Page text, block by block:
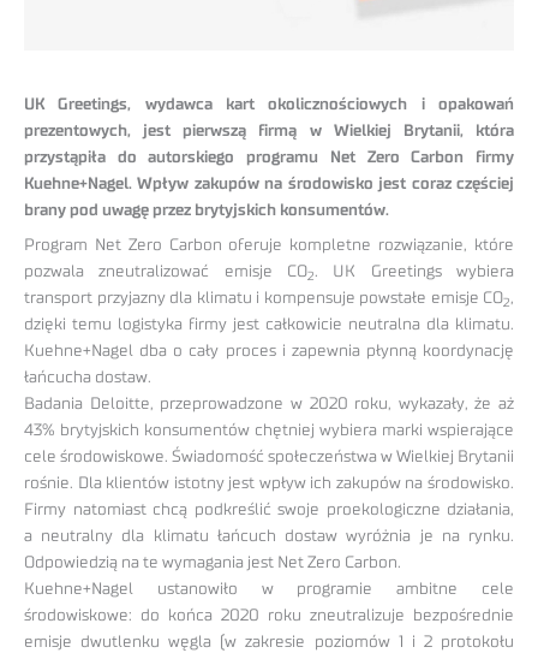
UK Greetings, wydawca kart okolicznościowych i opakowań
prezentowych, jest pierwszą firmą w Wielkiej Brytanii, która
przystąpiła do autorskiego programu Net Zero Carbon firmy
Kuehne+Nagel. Wpływ zakupów na środowisko jest coraz częściej
brany pod uwagę przez brytyjskich konsumentów.
Program Net Zero Carbon oferuje kompletne rozwiązanie, które
pozwala zneutralizować emisje CO2 . UK Greetings wybiera
transport przyjazny dla klimatu i kompensuje powstałe emisje CO2 ,
dzięki temu logistyka firmy jest całkowicie neutralna dla klimatu.
Kuehne+Nagel dba o cały proces i zapewnia płynną koordynację
łańcucha dostaw.
Badania Deloitte, przeprowadzone w 2020 roku, wykazały, że aż
43% brytyjskich konsumentów chętniej wybiera marki wspierające
cele środowiskowe. Świadomość społeczeństwa w Wielkiej Brytanii
rośnie. Dla klientów istotny jest wpływ ich zakupów na środowisko.
Firmy natomiast chcą podkreślić swoje proekologiczne działania,
a neutralny dla klimatu łańcuch dostaw wyróżnia je na rynku.
Odpowiedzią na te wymagania jest Net Zero Carbon.
Kuehne+Nagel ustanowiło w programie ambitne cele
środowiskowe: do końca 2020 roku zneutralizuje bezpośrednie
emisje dwutlenku węgla (w zakresie poziomów 1 i 2 protokołu